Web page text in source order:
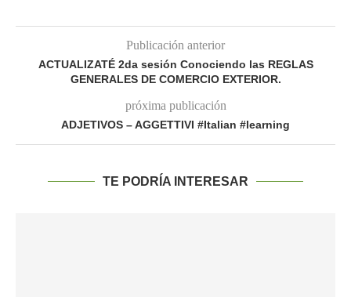
Publicación anterior
ACTUALIZATÉ 2da sesión Conociendo las REGLAS
GENERALES DE COMERCIO EXTERIOR.
próxima publicación
ADJETIVOS – AGGETTIVI #Italian #learning
TE PODRÍA INTERESAR